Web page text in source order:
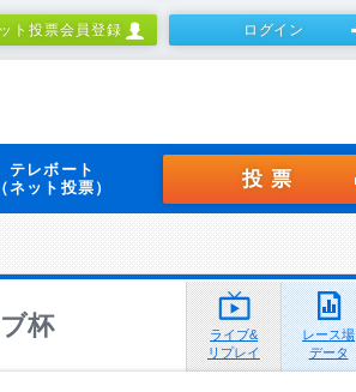
ト投票会員登録 ログイン
テレボート
ネット投票）
投票
杯
ライブ&
リプレイ
レース場
データ